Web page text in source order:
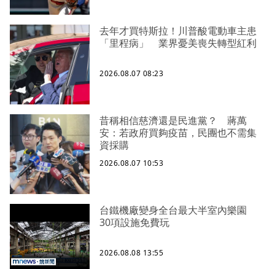
去年才買特斯拉！川普酸電動車主患
「里程病」 業界憂美喪失轉型紅利
2026.08.07 08:23
昔稱相信慈濟還是民進黨？ 蔣萬
安：若政府買夠疫苗，民團也不需集
資採購
2026.08.07 10:53
台鐵機廠變身全台最大半室內樂園
30項設施免費玩
2026.08.08 13:55